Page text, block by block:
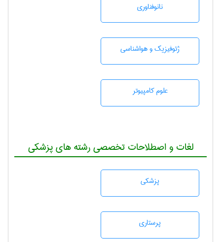
نانوفناوری
ژئوفيزيك و هواشناسی
علوم کامپیوتر
لغات و اصطلاحات تخصصی رشته های پزشکی
پزشكی
پرستاری